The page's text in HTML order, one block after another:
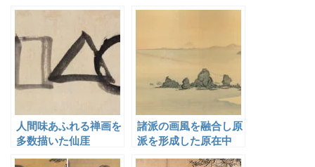
人間味あふれる禅画を
多数描いた仙厓
諸派の画風を融合し原
派を形成した原在中